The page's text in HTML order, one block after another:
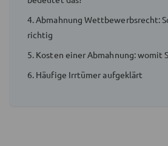
4. Abmahnung Wettbewerbsrecht:
richtig
5. Kosten einer Abmahnung: womit
6. Häufige Irrtümer aufgeklärt